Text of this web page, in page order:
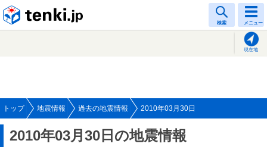
検索 メニュー
現在地
トップ 地震情報 過去の地震情報 2010年03月30日
2010年03月30日の地震情報